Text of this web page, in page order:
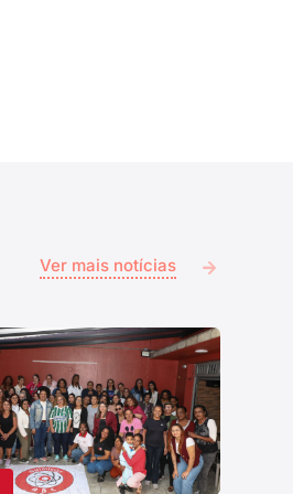
Ver mais notícias